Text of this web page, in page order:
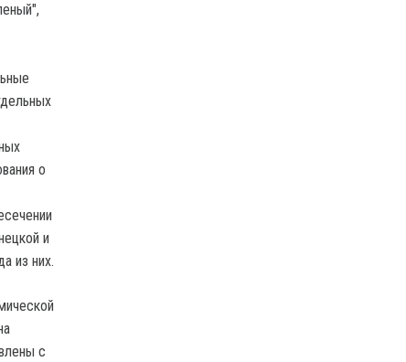
о
и
из них.
с